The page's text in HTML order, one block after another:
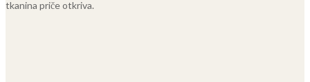
tkanina priče otkriva.